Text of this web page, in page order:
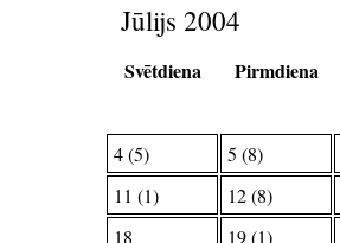
Jūlijs 2004
Svētdiena Pirmdiena
4 (5) 5 (8)
11 (1)
12 (8)
18
19 (1)